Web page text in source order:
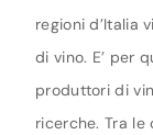
regioni d’Italia
di vino. E’ per
produttori di
ricerche. Tra